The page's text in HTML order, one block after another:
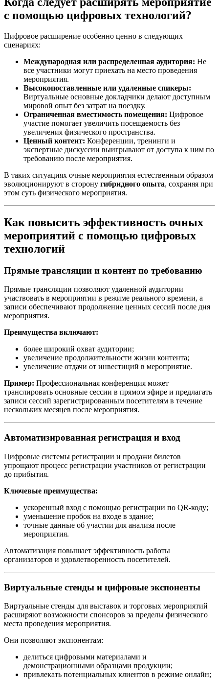
с помощью цифровых технологий?
Цифровое расширение особенно ценно в следующих
сценариях:
Международная или распределенная аудитория: Не
все участники могут приехать на место проведения
мероприятия.
Высокопоставленные или удаленные спикеры:
Виртуальные основные докладчики делают доступным
мировой опыт без затрат на поездку.
Ограниченная вместимость помещения: Цифровое
участие помогает увеличить посещаемость без
увеличения физического пространства.
Ценный контент: Конференции, тренинги и
экспертные дискуссии выигрывают от доступа к ним по
требованию после мероприятия.
В таких ситуациях очные мероприятия естественным образом
эволюционируют в сторону гибридного опыта, сохраняя при
этом суть физического мероприятия.
Как повысить эффективность очных
мероприятий с помощью цифровых
технологий
Прямые трансляции и контент по требованию
Прямые трансляции позволяют удаленной аудитории
участвовать в мероприятии в режиме реального времени, а
записи обеспечивают продолжение ценных сессий после дня
мероприятия.
Преимущества включают:
более широкий охват аудитории;
увеличение продолжительности жизни контента;
увеличение отдачи от инвестиций в мероприятие.
Пример: Профессиональная конференция может
транслировать основные сессии в прямом эфире и предлагать
записи сессий зарегистрированным посетителям в течение
нескольких месяцев после мероприятия.
Автоматизированная регистрация и вход
Цифровые системы регистрации и продажи билетов
упрощают процесс регистрации участников от регистрации
до прибытия.
Ключевые преимущества:
ускоренный вход с помощью регистрации по QR-коду;
уменьшение пробок на входе в здание;
точные данные об участии для анализа после
мероприятия.
Автоматизация повышает эффективность работы
организаторов и удовлетворенность посетителей.
Виртуальные стенды и цифровые экспоненты
Виртуальные стенды для выставок и торговых мероприятий
расширяют возможности спонсоров за пределы физического
места проведения мероприятия.
Они позволяют экспонентам:
делиться цифровыми материалами и
демонстрационными образцами продукции;
привлекать потенциальных клиентов в режиме онлайн;